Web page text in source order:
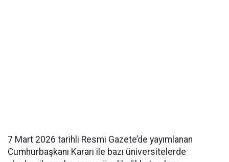
7 Mart 2026 tarihli Resmi Gazete’de yayımlanan
Cumhurbaşkanı Kararı ile bazı üniversitelerde